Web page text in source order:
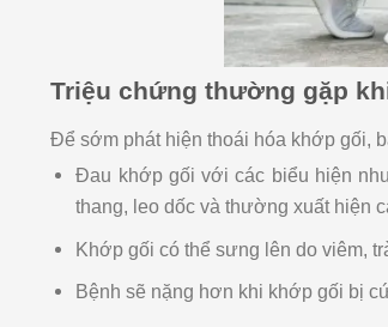
Triệu chứng thường gặp
Để sớm phát hiện thoái hóa khớp gối,
Đau khớp gối với các biểu hiện
thang, leo dốc và thường xuất hiện
Khớp gối có thể sưng lên do viêm,
Bệnh sẽ nặng hơn khi khớp gối bị